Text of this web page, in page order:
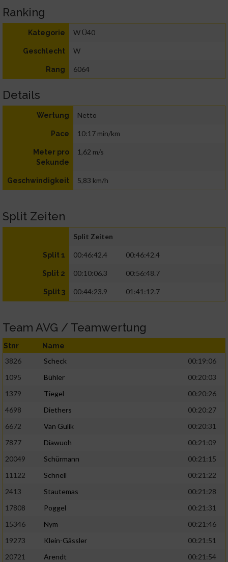
Ranking
Kategorie W Ü40
Geschlecht W
Rang 6064
Details
Wertung Netto
Pace 10:17 min/km
Meter pro
Sekunde
1,62 m/s
Geschwindigkeit 5,83 km/h
Split Zeiten
Split Zeiten
Split 1 00:46:42.4 00:46:42.4
Split 2 00:10:06.3 00:56:48.7
Split 3 00:44:23.9 01:41:12.7
Team AVG / Teamwertung
Stnr Name
3826 Scheck
00:19:06
1095
Bühler
00:20:03
1379
Tiegel
00:20:26
4698
Diethers
00:20:27
6672
Van Gulik
00:20:31
7877
Diawuoh
00:21:09
20049
Schürmann
00:21:15
11122
Schnell
00:21:22
2413
Stautemas
00:21:28
17808
Poggel
00:21:31
15346
Nym
00:21:46
19273
Klein-Gässler
00:21:51
20721
Arendt
00:21:54